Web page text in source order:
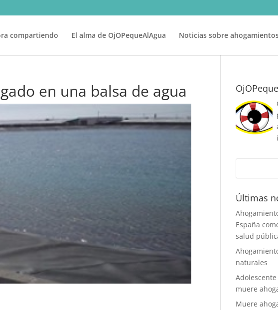
compartiendo El alma de OjOPequeAlAgua Noticias sobre
en una balsa de agua
Últimas
España
salud
naturales
muere
Muere